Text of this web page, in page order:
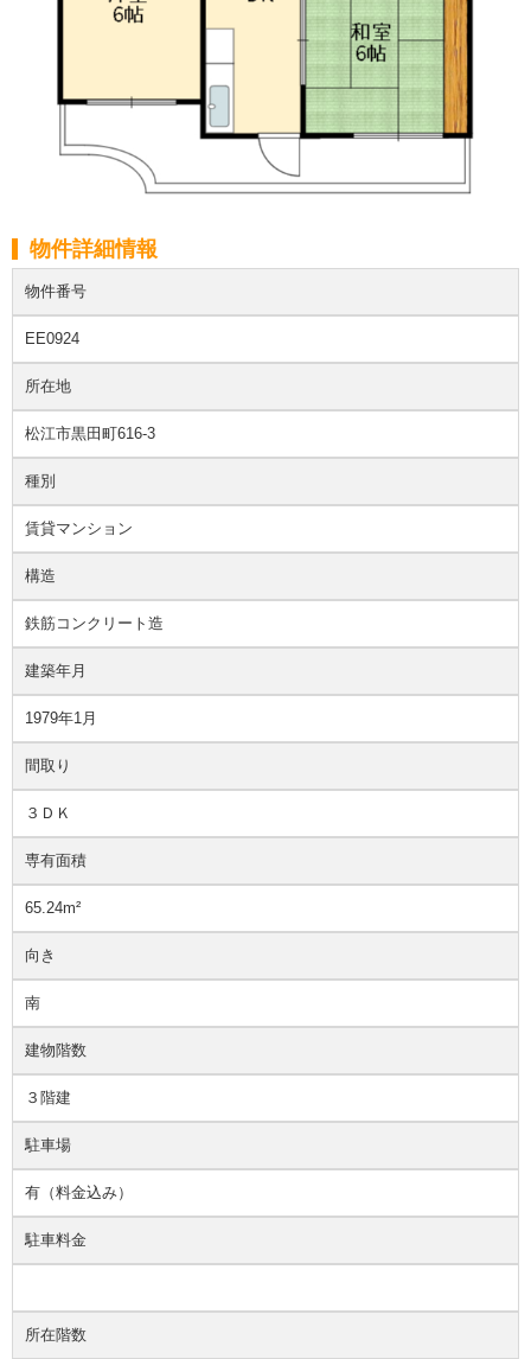
物件詳細情報
物件番号
EE0924
所在地
松江市黒田町616-3
種別
賃貸マンション
構造
鉄筋コンクリート造
建築年月
1979年1月
間取り
３ＤＫ
専有面積
65.24m²
向き
南
建物階数
３階建
駐車場
有（料金込み）
駐車料金
所在階数